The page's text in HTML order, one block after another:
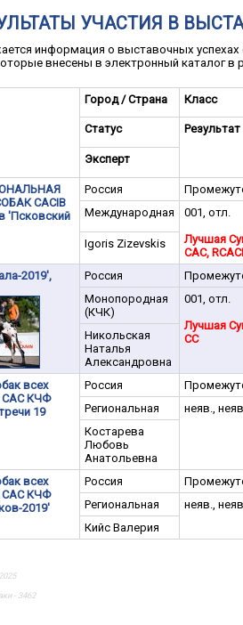
УЧАСТИЯ В
информация о выставочных успехах
внесены в электронный каталог в
Город / Страна Класс
Статус Результат
Эксперт
CACIB
'Псковский
Россия
Международная
001, отл.
Лучшая
CAC,
Igoris Zizevskis
2019',
Россия
Монопородная
(КЧК)
001, отл.
Лучшая
CC
Никольская
Наталья
Александровна
всех
САС КЧФ
19
Россия
Региональная
неяв.,
Костарева
Любовь
Анатольевна
всех
САС КЧФ
2019'
Россия
Региональная
неяв.,
Кийс Валерия
- 3462